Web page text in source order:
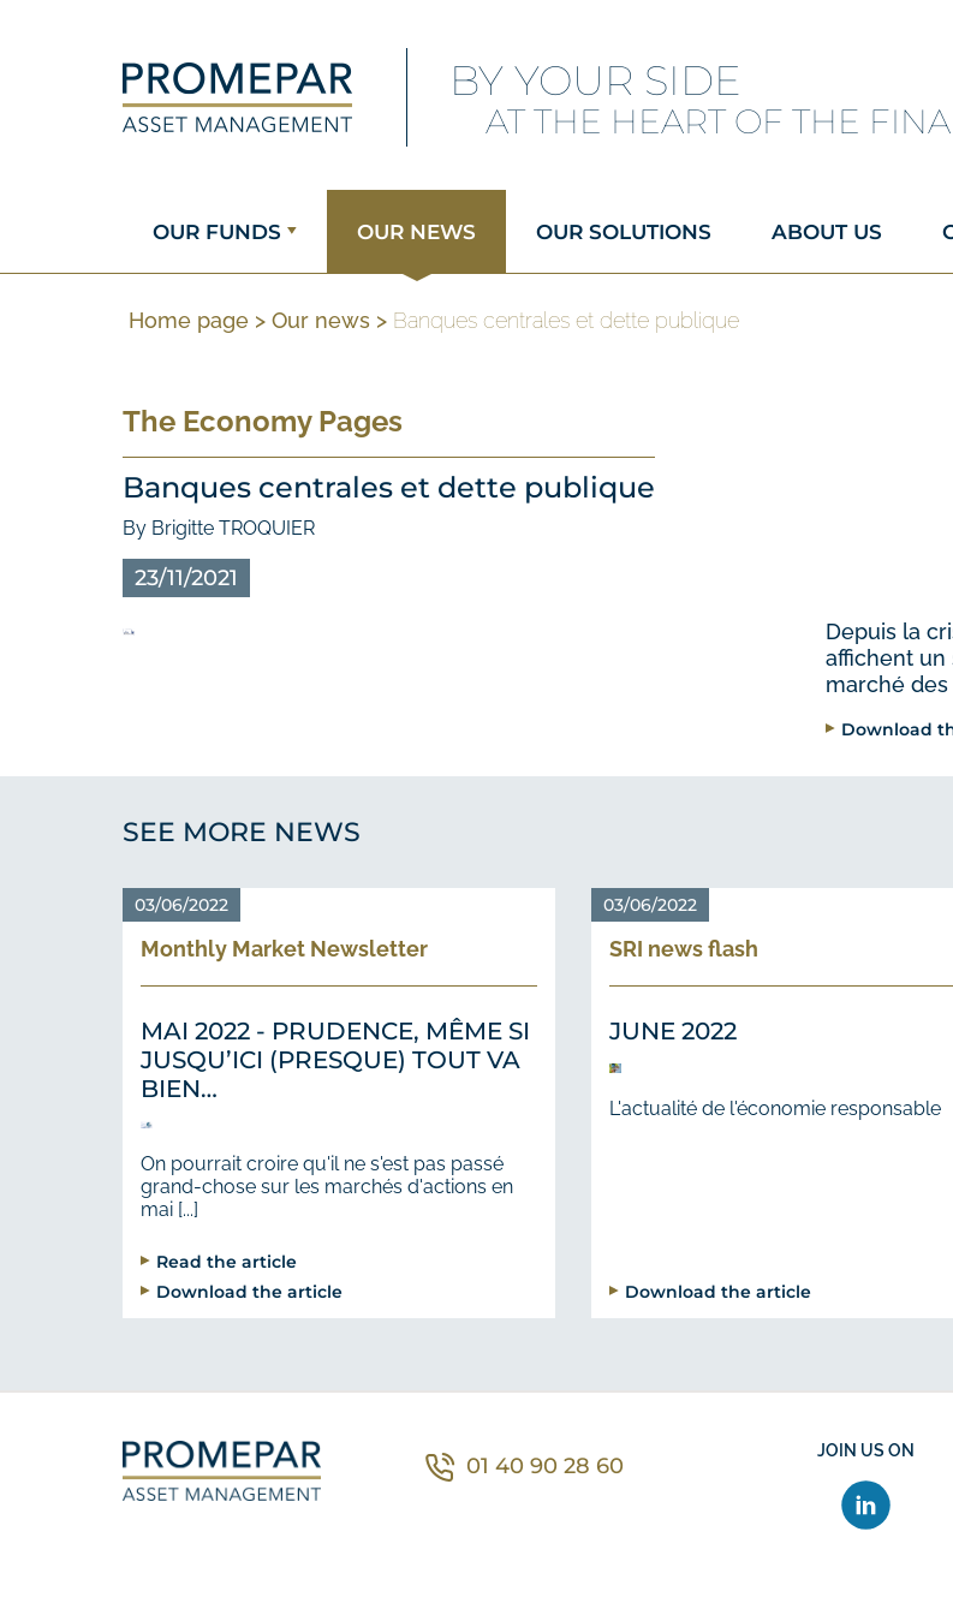
BY YOUR SIDE
AT THE HEART OF THE
OUR FUNDS OUR NEWS OUR SOLUTIONS ABOUT US
Home page > Our news > Banques centrales et dette publique
The Economy Pages
Banques centrales et dette publique
By Brigitte TROQUIER
23/11/2021
Depuis la
affichent un
marché
Download
SEE MORE NEWS
03/06/2022
Monthly Market Newsletter
MAI 2022 - PRUDENCE, MÊME SI
JUSQU’ICI (PRESQUE) TOUT VA
BIEN…
On pourrait croire qu'il ne s'est pas passé
grand-chose sur les marchés d'actions en
mai [...]
Read the article
Download the article
03/06/2022
SRI news flash
JUNE 2022
L'actualité de l'économie responsable
Download the article
01 40 90 28 60
Contacter nous par téléphone au 01 40
JOIN US ON